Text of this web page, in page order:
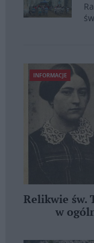
INFORMACJE
Relikwie św.
w